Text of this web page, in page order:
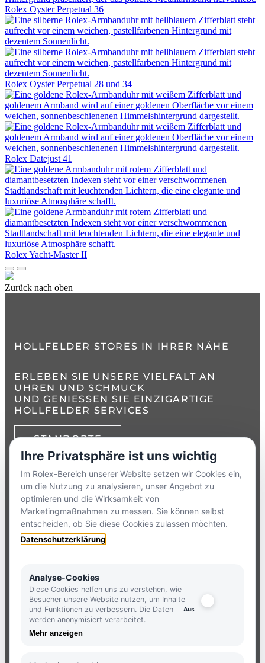
Rolex Oyster Perpetual 36
Rolex Oyster Perpetual 28 und 34
Rolex Datejust 41
RolexYacht‑Master II
Zurück nach oben
HOLLFELDER STORES IN IHRER NÄHE
ERLEBEN SIE UNSERE VIELFALT AN
UHREN UND SCHMUCK
UND GENIESSEN SIE EINZIGARTIGE H
OLLFELDER SERVICES
STANDORTE
+49 8386 3729790
ZUMKONTAKTFORMULAR
HOLLFELDER
JETZT ANMELDEN UND KEINE
NEUIGKEITEN MEHR VERPASSEN.
Ihre Privatsphäre ist uns wichtig
Im Rolex-Bereich unserer Website setzen wir Cookies ein,
um die Nutzung zu analysieren, unser Angebot zu
optimieren und die Wirksamkeit von
Marketingmaßnahmen zu messen. Sie können selbst
entscheiden, ob Sie diese Cookies zulassen möchten.
Datenschutzerklärung
Analyse-Cookies
Diese Cookies helfen uns zu verstehen, wie
Besucher unsere Website nutzen, um Inhalte
und Funktionen zu verbessern. Die Daten
werden anonymisiert verarbeitet.
Mehr anzeigen